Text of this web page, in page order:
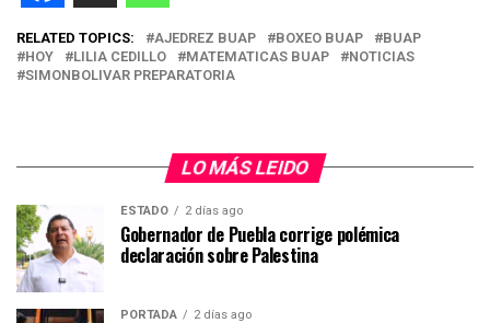
RELATED TOPICS: AJEDREZ BUAP BOXEO BUAP
BUAP
HOY
LILIA CEDILLO MATEMATICAS BUAP
NOTICIAS
SIMONBOLIVAR PREPARATORIA
LO MÁS LEIDO
ESTADO 2 días ago
Gobernador de Puebla corrige polémica
declaración sobre Palestina
PORTADA 2 días ago